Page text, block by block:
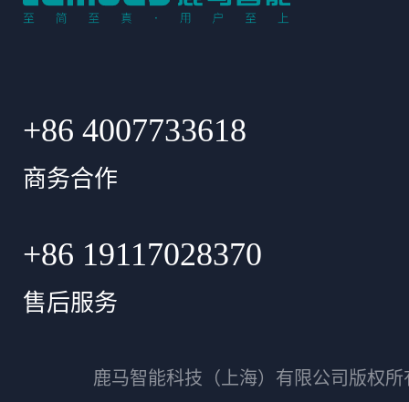
+86 4007733618
商务合作
+86 19117028370
售后服务
鹿马智能科技（上海）有限公司版权